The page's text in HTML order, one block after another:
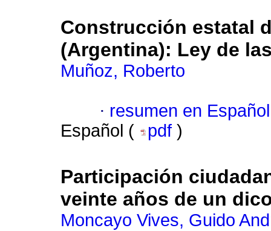
Construcción estatal
(Argentina): Ley de
Muñoz, Roberto
· resumen en Español
Español (
pdf )
Participación
veinte años de un
Moncayo Vives, Guido